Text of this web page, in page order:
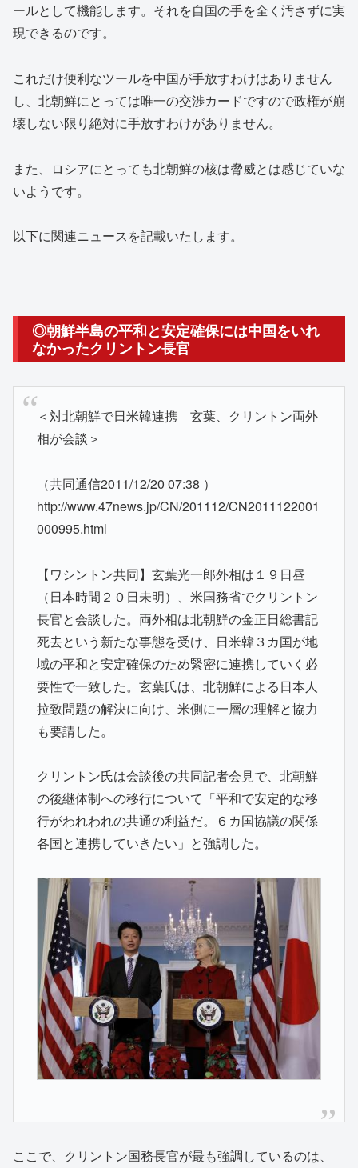
ールとして機能します。それを自国の手を全く汚さずに実
現できるのです。
これだけ便利なツールを中国が手放すわけはありません
し、北朝鮮にとっては唯一の交渉カードですので政権が崩
壊しない限り絶対に手放すわけがありません。
また、ロシアにとっても北朝鮮の核は脅威とは感じていな
いようです。
以下に関連ニュースを記載いたします。
◎朝鮮半島の平和と安定確保には中国をいれ
なかったクリントン長官
＜対北朝鮮で日米韓連携 玄葉、クリントン両外
相が会談＞
（共同通信2011/12/20 07:38 ）
http://www.47news.jp/CN/201112/CN2011122001
000995.html
【ワシントン共同】玄葉光一郎外相は１９日昼
（日本時間２０日未明）、米国務省でクリントン
長官と会談した。両外相は北朝鮮の金正日総書記
死去という新たな事態を受け、日米韓３カ国が地
域の平和と安定確保のため緊密に連携していく必
要性で一致した。玄葉氏は、北朝鮮による日本人
拉致問題の解決に向け、米側に一層の理解と協力
も要請した。
クリントン氏は会談後の共同記者会見で、北朝鮮
の後継体制への移行について「平和で安定的な移
行がわれわれの共通の利益だ。６カ国協議の関係
各国と連携していきたい」と強調した。
ここで、クリントン国務長官が最も強調しているのは、